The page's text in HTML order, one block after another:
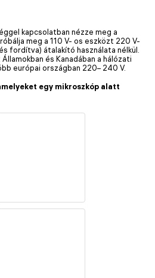
kapcsolatban nézze meg a
meg a 110 V- os eszközt 220 V-
fordítva) átalakító használata nélkül.
és Kanadában a hálózati
európai országban 220– 240 V.
egy mikroszkóp alatt